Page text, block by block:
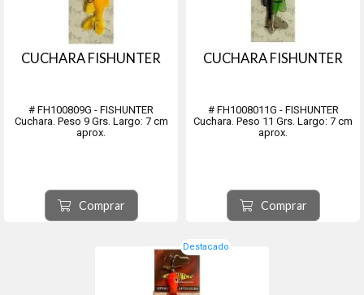
CUCHARA FISHUNTER
# FH100809G - FISHUNTER
Cuchara. Peso 9 Grs. Largo: 7 cm
aprox.
Comprar
CUCHARA FISHUNTER
# FH1008011G - FISHUNTER
Cuchara. Peso 11 Grs. Largo: 7 cm
aprox.
Comprar
Destacado